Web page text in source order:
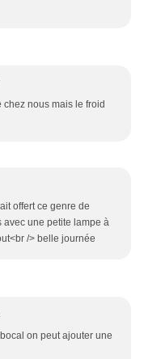
nous mais le froid
offert ce genre de
une petite lampe à
/> belle journée
on peut ajouter une